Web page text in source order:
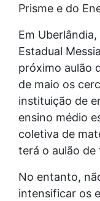
Prisme e do
Em
Estadual
próximo aulão
de maio os
instituição de
ensino médio
coletiva de
terá o aulão de
No entanto,
intensificar os